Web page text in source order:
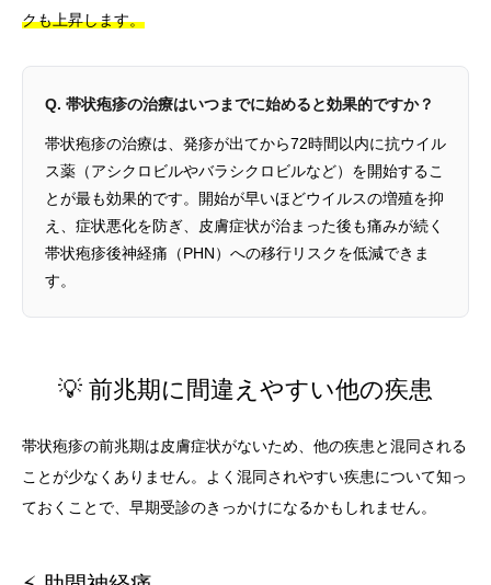
クも上昇します。
Q. 帯状疱疹の治療はいつまでに始めると効果的ですか？
帯状疱疹の治療は、発疹が出てから72時間以内に抗ウイル
ス薬（アシクロビルやバラシクロビルなど）を開始するこ
とが最も効果的です。開始が早いほどウイルスの増殖を抑
え、症状悪化を防ぎ、皮膚症状が治まった後も痛みが続く
帯状疱疹後神経痛（PHN）への移行リスクを低減できま
す。
💡 前兆期に間違えやすい他の疾患
帯状疱疹の前兆期は皮膚症状がないため、他の疾患と混同される
ことが少なくありません。よく混同されやすい疾患について知っ
ておくことで、早期受診のきっかけになるかもしれません。